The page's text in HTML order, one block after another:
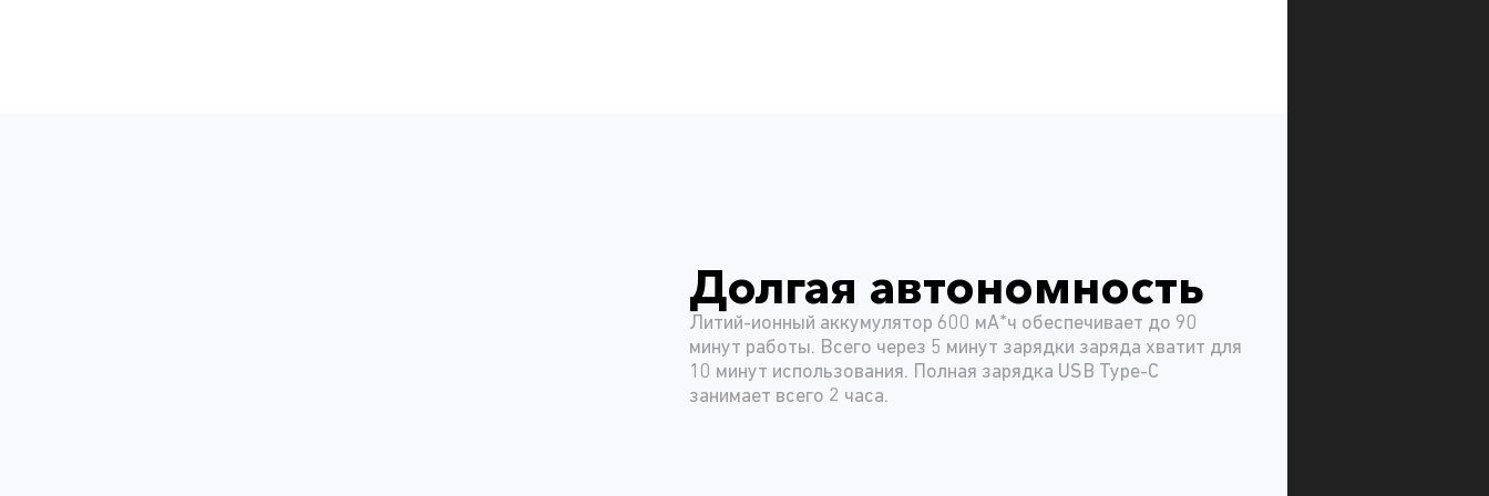
Долгая автономность
Литий-ионный аккумулятор 600 мА*ч обеспечивает до 90
минут работы. Всего через 5 минут зарядки заряда хватит для
10 минут использования. Полная зарядка USB Type-C
занимает всего 2 часа.